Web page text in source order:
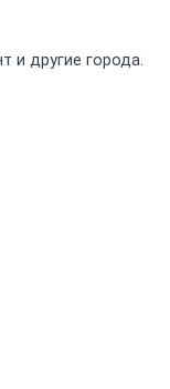
и другие города.